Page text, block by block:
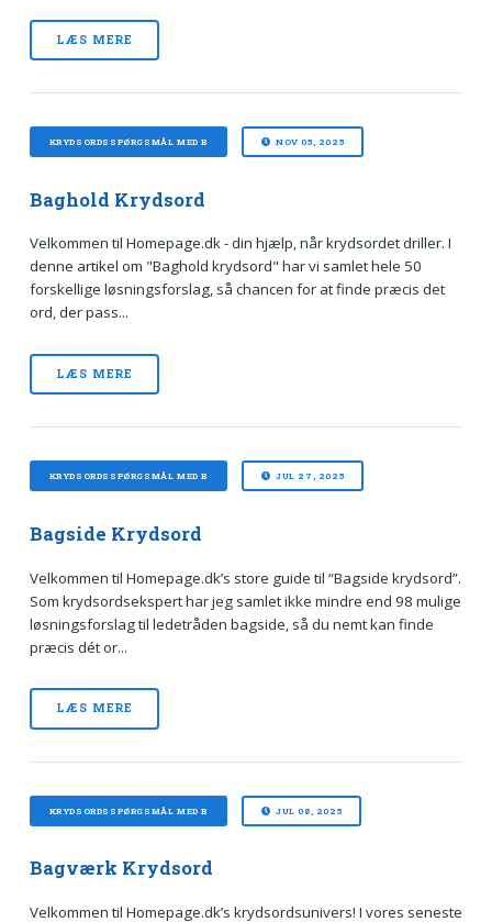
LÆS MERE
KRYDSORDSSPØRGSMÅL MED B NOV 05, 2025
Baghold Krydsord
Velkommen til Homepage.dk - din hjælp, når krydsordet driller. I
denne artikel om "Baghold krydsord" har vi samlet hele 50
forskellige løsningsforslag, så chancen for at finde præcis det
ord, der pass...
LÆS MERE
KRYDSORDSSPØRGSMÅL MED B JUL 27, 2025
Bagside Krydsord
Velkommen til Homepage.dk’s store guide til “Bagside krydsord”.
Som krydsordsekspert har jeg samlet ikke mindre end 98 mulige
løsningsforslag til ledetråden bagside, så du nemt kan finde
præcis dét or...
LÆS MERE
KRYDSORDSSPØRGSMÅL MED B JUL 08, 2025
Bagværk Krydsord
Velkommen til Homepage.dk’s krydsordsunivers! I vores seneste